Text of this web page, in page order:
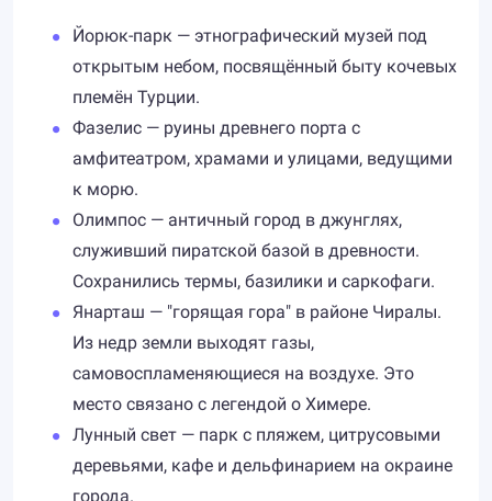
Йорюк-парк — этнографический музей под
открытым небом, посвящённый быту кочевых
племён Турции.
Фазелис — руины древнего порта с
амфитеатром, храмами и улицами, ведущими
к морю.
Олимпос — античный город в джунглях,
служивший пиратской базой в древности.
Сохранились термы, базилики и саркофаги.
Янарташ — "горящая гора" в районе Чиралы.
Из недр земли выходят газы,
самовоспламеняющиеся на воздухе. Это
место связано с легендой о Химере.
Лунный свет — парк с пляжем, цитрусовыми
деревьями, кафе и дельфинарием на окраине
города.